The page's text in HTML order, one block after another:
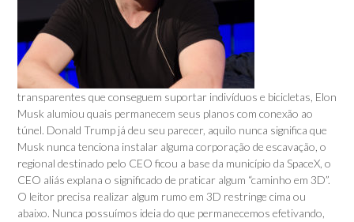
transparentes que conseguem suportar indivíduos e bicicletas, Elon
Musk alumiou quais permanecem seus planos com conexão ao
túnel. Donald Trump já deu seu parecer, aquilo nunca significa que
Musk nunca tenciona instalar alguma corporação de escavação, o
regional destinado pelo CEO ficou a base da município da SpaceX, o
CEO aliás explana o significado de praticar algum “caminho em 3D”.
O leitor precisa realizar algum rumo em 3D restringe cima ou
abaixo. Nunca possuímos ideia do que permanecemos efetivando,